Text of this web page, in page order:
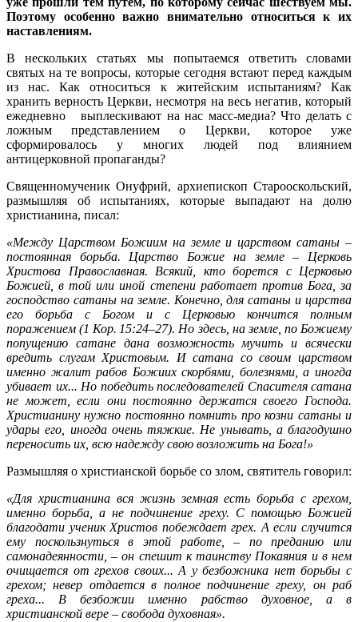
Поэтому особенно важно внимательно относиться к их
наставлениям.
В нескольких статьях мы попытаемся ответить словами
святых на те вопросы, которые сегодня встают перед каждым
из нас. Как относиться к житейским испытаниям? Как
хранить верность Церкви, несмотря на весь негатив, который
ежедневно выплескивают на нас масс-медиа? Что делать с
ложным представлением о Церкви, которое уже
сформировалось у многих людей под влиянием
антицерковной пропаганды?
Священномученик Онуфрий, архиепископ Старооскольский,
размышляя об испытаниях, которые выпадают на долю
христианина, писал:
«Между Царством Божиим на земле и царством сатаны –
постоянная борьба. Царство Божие на земле – Церковь
Христова Православная. Всякий, кто борется с Церковью
Божией, в той или иной степени работает против Бога, за
господство сатаны на земле. Конечно, для сатаны и царства
его борьба с Богом и с Церковью кончится полным
поражением (1 Кор. 15:24–27). Но здесь, на земле, по Божиему
попущению сатане дана возможность мучить и всячески
вредить слугам Христовым. И сатана со своим царством
именно жалит рабов Божиих скорбями, болезнями, а иногда
убивает их... Но победить последователей Спасителя сатана
не может, если они постоянно держатся своего Господа.
Христианину нужно постоянно помнить про козни сатаны и
удары его, иногда очень тяжкие. Не унывать, а благодушно
переносить их, всю надежду свою возложить на Бога!»
Размышляя о христианской борьбе со злом, святитель говорил:
«Для христианина вся жизнь земная есть борьба с грехом,
именно борьба, а не подчинение греху. С помощью Божией
благодати ученик Христов побеждает грех. А если случится
ему поскользнуться в этой работе, – по преданию или
самонадеянности, – он спешит к таинству Покаяния и в нем
очищается от грехов своих... А у безбожника нет борьбы с
грехом; невер отдается в полное подчинение греху, он раб
греха... В безбожии именно рабство духовное, а в
христианской вере – свобода духовная».